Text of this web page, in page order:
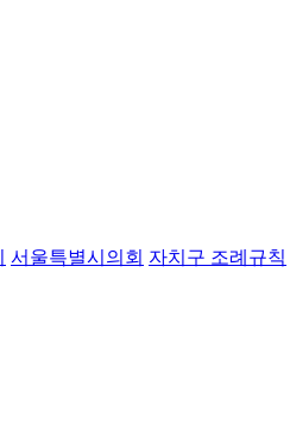
서울특별시의회 자치구 조례규칙